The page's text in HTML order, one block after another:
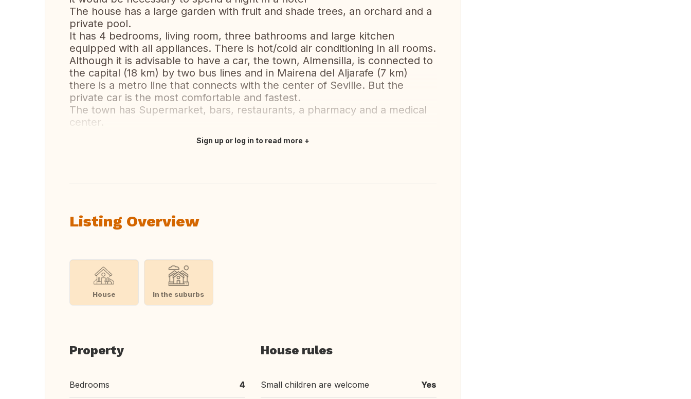
The house has a large garden with fruit and shade trees, an orchard and a
private pool.
It has 4 bedrooms, living room, three bathrooms and large kitchen
equipped with all appliances. There is hot/cold air conditioning in all rooms.
Although it is advisable to have a car, the town, Almensilla, is connected to
the capital (18 km) by two bus lines and in Mairena del Aljarafe (7 km)
there is a metro line that connects with the center of Seville. But the
private car is the most comfortable and fastest.
The town has Supermarket, bars, restaurants, a pharmacy and a medical
center.
Sign up or log in to read more
Listing Overview
House In the suburbs
Property
Bedrooms 4
House rules
Small children are welcome Yes